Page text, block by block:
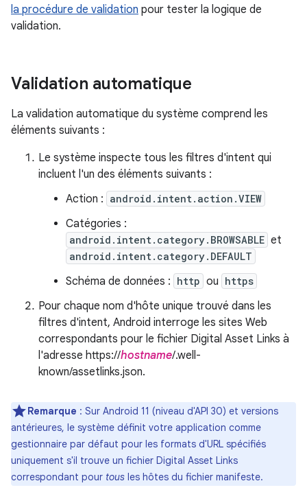
la procédure de validation pour tester la logique de
validation.
Validation automatique
La validation automatique du système comprend les
éléments suivants :
Le système inspecte tous les filtres d'intent qui
incluent l'un des éléments suivants :
Action : android.intent.action.VIEW
Catégories :
android.intent.category.BROWSABLE et
android.intent.category.DEFAULT
Schéma de données : http ou https
Pour chaque nom d'hôte unique trouvé dans les
filtres d'intent, Android interroge les sites Web
correspondants pour le fichier Digital Asset Links à
l'adresse https://hostname/.well-
known/assetlinks.json.
Remarque : Sur Android 11 (niveau d'API 30) et versions
antérieures, le système définit votre application comme
gestionnaire par défaut pour les formats d'URL spécifiés
uniquement s'il trouve un fichier Digital Asset Links
correspondant pour tous les hôtes du fichier manifeste.